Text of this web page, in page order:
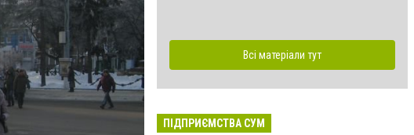
Всі матеріали тут
ПІДПРИЄМСТВА СУМ